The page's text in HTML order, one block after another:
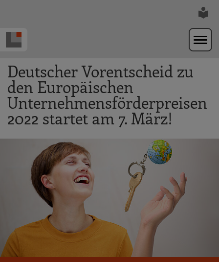
Deutscher Vorentscheid zu
den Europäischen
Unternehmensförderpreisen
2022 startet am 7. März!